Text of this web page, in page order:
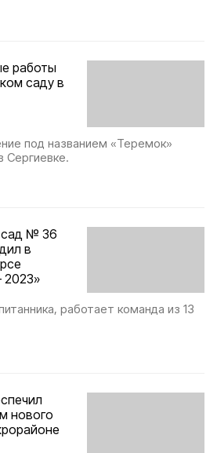
работы
саду в
под названием «Теремок»
Сергиевке.
сад № 36
в
2023»
работает команда из 13
нового